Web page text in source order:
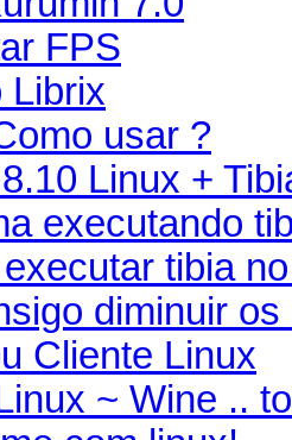
FPS
Librix
usar ?
Linux +
executando
tibia
diminuir
Cliente Linux
~ Wine ..